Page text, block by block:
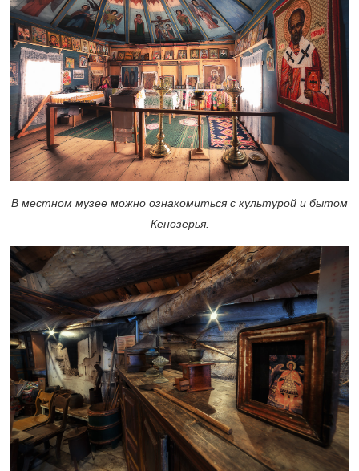
В местном музее можно ознакомиться с культурой и бытом
Кенозерья.